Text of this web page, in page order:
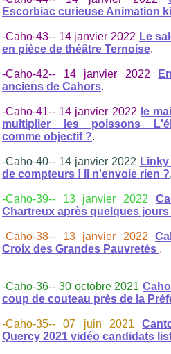
Escorbiac curieuse Animation
-Caho-43-- 14 janvier 2022 Le
en pièce de théâtre Ternoise.
-Caho-42-- 14 janvier 2022
anciens de Cahors.
-Caho-41-- 14 janvier 2022 le
multiplier les poissons
comme objectif ?.
-Caho-40-- 14 janvier 2022
de compteurs ! Il n'envoie rien ?.
-Caho-39-- 13 janvier 2022
Chartreux après quelques
-Caho-38-- 13 janvier 2022
Croix des Grandes Pauvretés .
-Caho-36-- 30 octobre 2021
coup de couteau près de la
-Caho-35-- 07 juin 2021
Quercy 2021 vidéo candidats